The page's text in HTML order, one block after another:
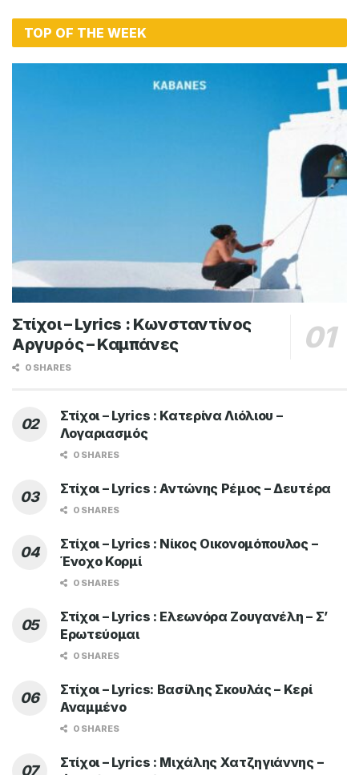
TOP OF THE WEEK
Στίχοι – Lyrics : Κωνσταντίνος
Αργυρός – Καμπάνες
0 SHARES
Στίχοι – Lyrics : Κατερίνα Λιόλιου –
Λογαριασμός
0 SHARES
Στίχοι – Lyrics : Αντώνης Ρέμος – Δευτέρα
0 SHARES
Στίχοι – Lyrics : Νίκος Οικονομόπουλος –
Ένοχο Κορμί
0 SHARES
Στίχοι – Lyrics : Ελεωνόρα Ζουγανέλη – Σ’
Ερωτεύομαι
0 SHARES
Στίχοι – Lyrics: Βασίλης Σκουλάς – Κερί
Αναμμένο
0 SHARES
Στίχοι – Lyrics : Μιχάλης Χατζηγιάννης –